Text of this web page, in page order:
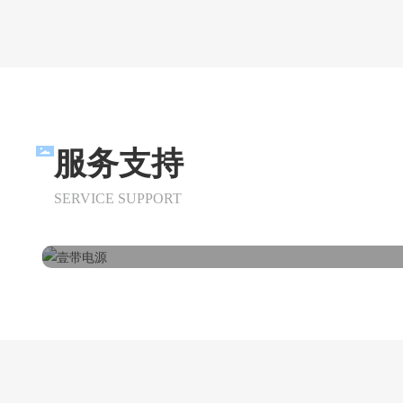
服务支持
SERVICE SUPPORT
可以通过官方网站、客服热线等方式了解电源适配
的规格、价格等信息；有意向客户可到工厂或展厅
行实地考察，了解产品的生产流程、质量控制等方